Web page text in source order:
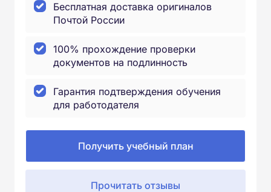
Бесплатная доставка оригиналов
Почтой России
100% прохождение проверки
документов на подлинность
Гарантия подтверждения обучения
для работодателя
Получить учебный план
Прочитать отзывы